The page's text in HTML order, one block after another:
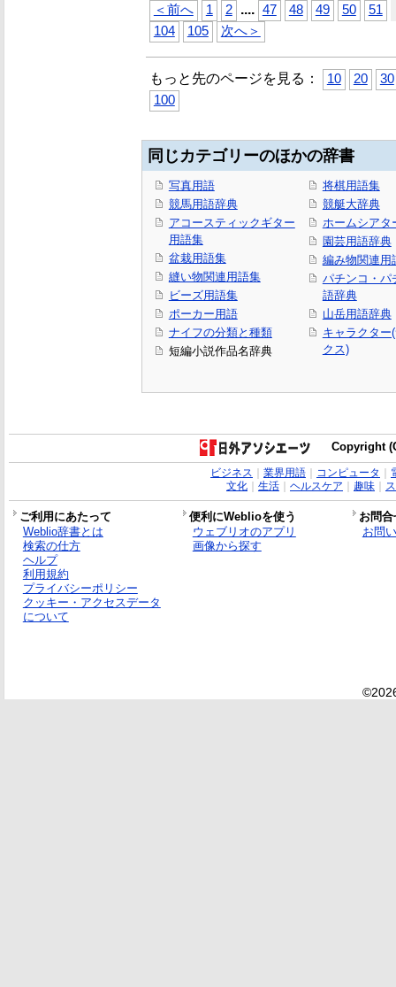
＜前へ 1 2 .... 47 48 49 50 51
104
105 次へ＞
もっと先のページを見る： 10 20
30
100
同じカテゴリーのほかの辞書
写真用語
競馬用語辞典
アコースティックギター
用語集
盆栽用語集
縫い物関連用語集
ビーズ用語集
ポーカー用語
ナイフの分類と種類
短編小説作品名辞典
将棋用語集
競艇大辞典
ホームシアタ
園芸用語辞典
編み物関連用
パチンコ・パ
語辞典
山岳用語辞典
キャラクター
クス)
Copyright
ビジネス 業界用語｜ コンピュータ
文化｜ 生活｜ ヘルスケア 趣味｜
ご利用にあたって 便利にWeblioを使う
お問
Weblio辞書とは
検索の仕方
ヘルプ
利用規約
プライバシーポリシー
クッキー・アクセスデータ
について
ウェブリオのアプリ
画像から探す
お問